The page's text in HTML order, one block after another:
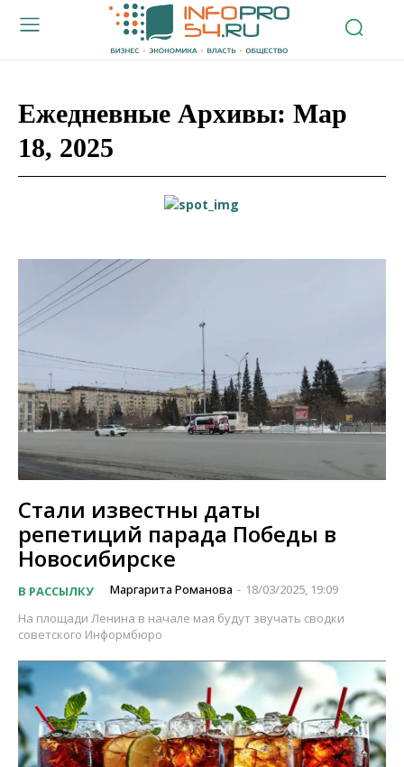
Ежедневные Архивы: Мар
18, 2025
Стали известны даты
репетиций парада Победы в
Новосибирске
В РАССЫЛКУ Маргарита Романова - 18/03/2025, 19:09
На площади Ленина в начале мая будут звучать сводки
советского Информбюро